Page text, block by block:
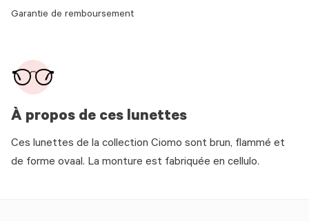
À propos de ces lunettes
Ces lunettes de la collection Ciomo sont brun, flammé et
de forme ovaal. La monture est fabriquée en cellulo.
Garantie de remboursement